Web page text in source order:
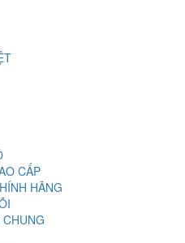
CẤP
HÃNG